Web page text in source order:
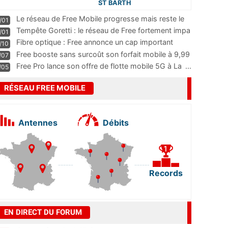
ST BARTH
Le réseau de Free Mobile progresse mais reste le
m
...
Tempête Goretti : le réseau de Free fortement impa
Fibre optique : Free annonce un cap important
pass
...
Free booste sans surcoût son forfait mobile à 9,99
Free Pro lance son offre de flotte mobile 5G à La ...
RÉSEAU FREE MOBILE
Antennes Débits
Records
EN DIRECT DU FORUM